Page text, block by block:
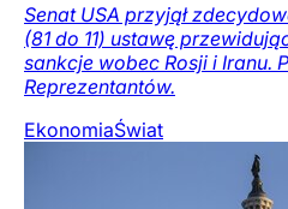
Senat USA przyjął
(81 do 11) ustawę
sankcje wobec Rosji i Iranu.
Reprezentantów.
EkonomiaŚwiat